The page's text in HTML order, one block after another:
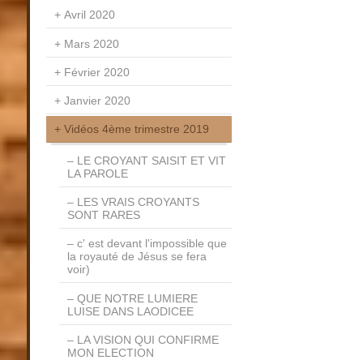
Avril 2020
Mars 2020
Février 2020
Janvier 2020
Vidéos 4ème trimestre 2019
LE CROYANT SAISIT ET VIT
LA PAROLE
LES VRAIS CROYANTS
SONT RARES
c' est devant l'impossible que
la royauté de Jésus se fera
voir)
QUE NOTRE LUMIERE
LUISE DANS LAODICEE
LA VISION QUI CONFIRME
MON ELECTION